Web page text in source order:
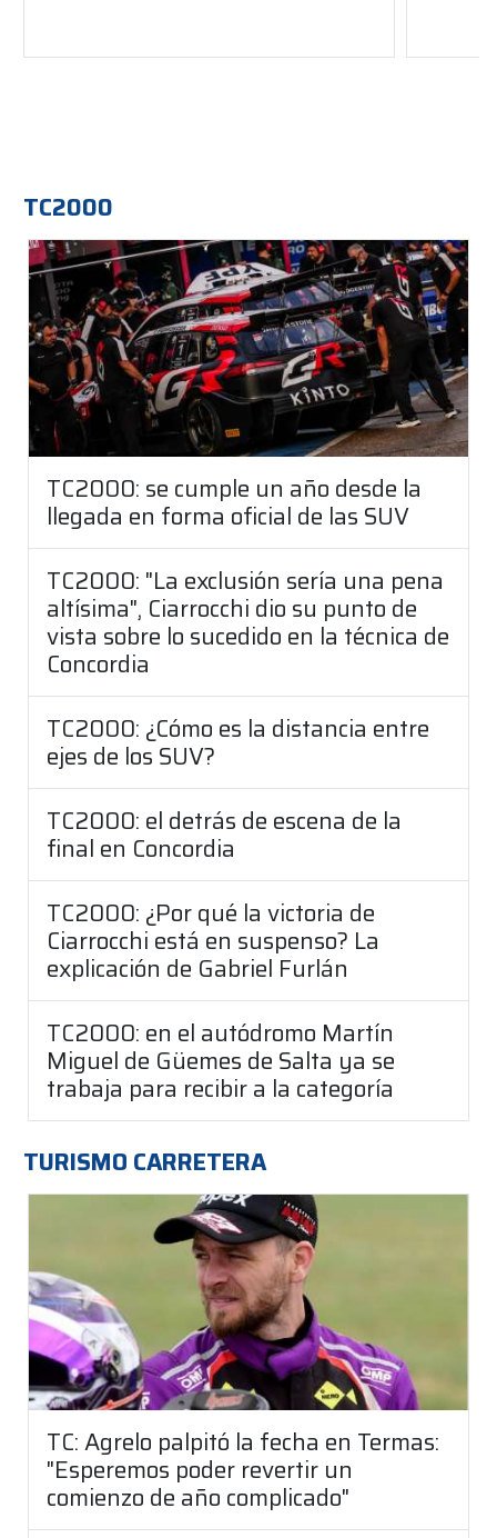
TC2000
TC2000: se cumple un año desde la
llegada en forma oficial de las SUV
TC2000: "La exclusión sería una pena
altísima", Ciarrocchi dio su punto de
vista sobre lo sucedido en la técnica de
Concordia
TC2000: ¿Cómo es la distancia entre
ejes de los SUV?
TC2000: el detrás de escena de la
final en Concordia
TC2000: ¿Por qué la victoria de
Ciarrocchi está en suspenso? La
explicación de Gabriel Furlán
TC2000: en el autódromo Martín
Miguel de Güemes de Salta ya se
trabaja para recibir a la categoría
TURISMO CARRETERA
TC: Agrelo palpitó la fecha en Termas:
"Esperemos poder revertir un
comienzo de año complicado"